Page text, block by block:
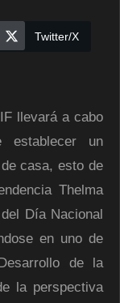
Twitter/X
llevará a cabo
un
casa, esto de
Thelma
Día Nacional
en uno de
de la
la perspectiva